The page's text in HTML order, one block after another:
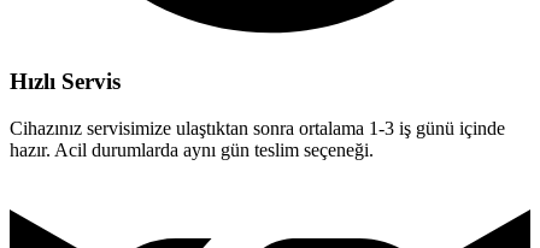
Hızlı Servis
Cihazınız servisimize ulaştıktan sonra ortalama 1-3 iş günü içinde
hazır. Acil durumlarda aynı gün teslim seçeneği.